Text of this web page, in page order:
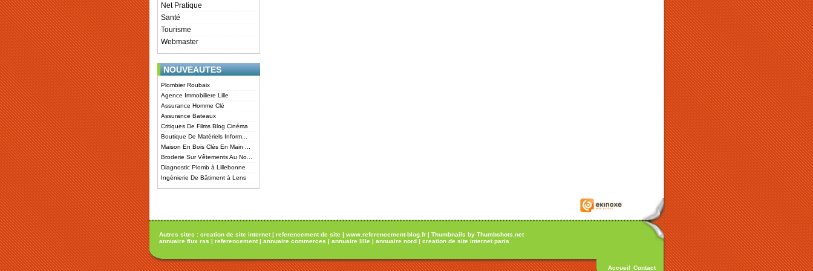
Net Pratique
Santé
Tourisme
Webmaster
NOUVEAUTES
Plombier Roubaix
Agence Immobiliere Lille
Assurance Homme Clé
Assurance Bateaux
Critiques De Films Blog Cinéma
Boutique De Matériels Inform...
Maison En Bois Clés En Main ...
Broderie Sur Vêtements Au No...
Diagnostic Plomb à Lillebonne
Ingénierie De Bâtiment à Lens
Autres sites : creation de site internet| referencement de site | www.referencement-blog.fr | Thumbnails by Thumbshots.net
annuaire flux rss | referencement| annuaire commerces | annuaire lille | annuaire nord | creation de site internet paris
Accueil Contact